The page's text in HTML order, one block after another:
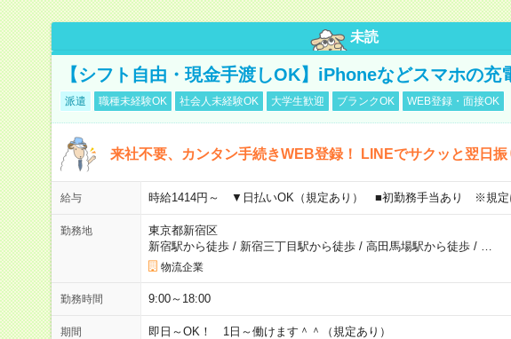
未読
【シフト自由・現金手渡しOK】iPhoneなどスマホの充
派遣 職種未経験OK 社会人未経験OK 大学生歓迎 ブランクOK WEB登録・面接OK
来社不要、カンタン手続きWEB登録！ LINEでサクッと翌日振
給与 時給1414円～ ▼日払いOK（規定あり） ■初勤務手当あり ※規定
勤務地
東京都新宿区
新宿駅から徒歩/ 新宿三丁目駅から徒歩/ 高田馬場駅から徒歩/
物流企業
勤務時間 9:00～18:00
期間 即日～OK！ 1日～働けます＾＾（規定あり）